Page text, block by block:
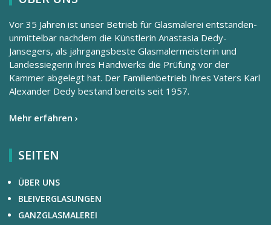
Vor 35 Jahren ist unser Betrieb für Glasmalerei entstanden-
unmittelbar nachdem die Künstlerin Anastasia Dedy-
Jansegers, als jahrgangsbeste Glasmalermeisterin und
Landessiegerin ihres Handwerks die Prüfung vor der
Kammer abgelegt hat. Der Familienbetrieb Ihres Vaters Karl
Alexander Dedy bestand bereits seit 1957.
Mehr erfahren ›
SEITEN
ÜBER UNS
BLEIVERGLASUNGEN
GANZGLASMALEREI